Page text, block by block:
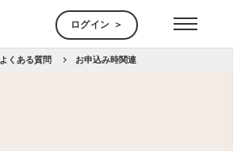
ログイン ＞
よくある質問 お申込み時関連